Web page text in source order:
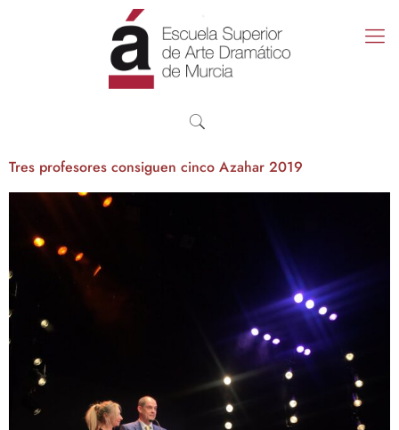
Tres profesores consiguen cinco Azahar 2019